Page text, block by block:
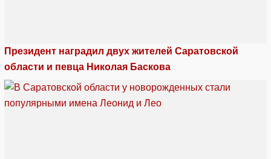
Президент наградил двух жителей Саратовской
области и певца Николая Баскова